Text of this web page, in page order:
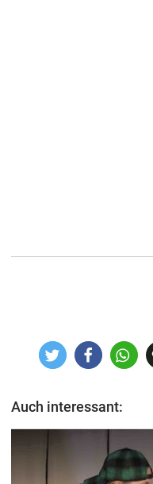
Auch interessant: